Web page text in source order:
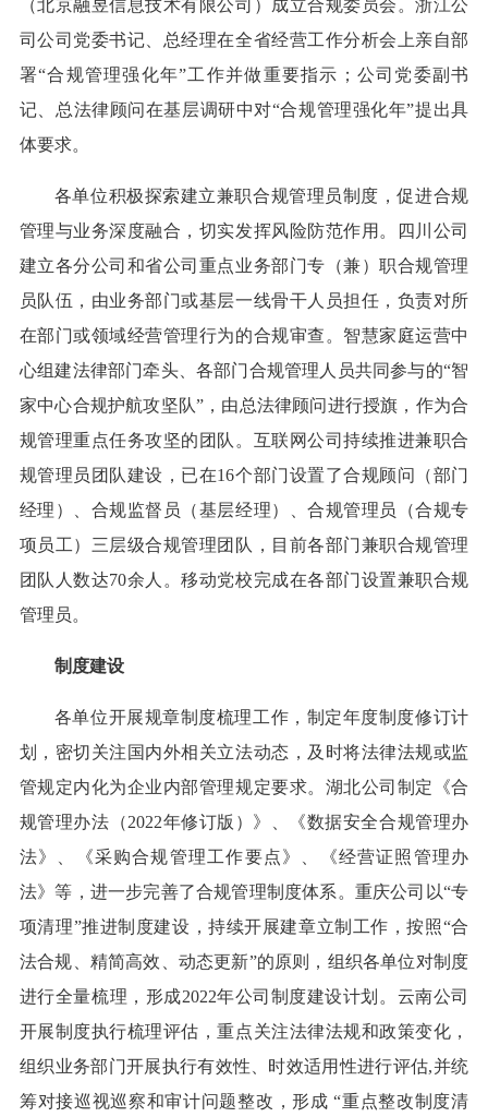
（北京融昱信息技术有限公司）成立合规委员会。浙江公
司公司党委书记、总经理在全省经营工作分析会上亲自部
署“合规管理强化年”工作并做重要指示；公司党委副书
记、总法律顾问在基层调研中对“合规管理强化年”提出具
体要求。
各单位积极探索建立兼职合规管理员制度，促进合规
管理与业务深度融合，切实发挥风险防范作用。四川公司
建立各分公司和省公司重点业务部门专（兼）职合规管理
员队伍，由业务部门或基层一线骨干人员担任，负责对所
在部门或领域经营管理行为的合规审查。智慧家庭运营中
心组建法律部门牵头、各部门合规管理人员共同参与的“智
家中心合规护航攻坚队”，由总法律顾问进行授旗，作为合
规管理重点任务攻坚的团队。互联网公司持续推进兼职合
规管理员团队建设，已在16个部门设置了合规顾问（部门
经理）、合规监督员（基层经理）、合规管理员（合规专
项员工）三层级合规管理团队，目前各部门兼职合规管理
团队人数达70余人。移动党校完成在各部门设置兼职合规
管理员。
制度建设
各单位开展规章制度梳理工作，制定年度制度修订计
划，密切关注国内外相关立法动态，及时将法律法规或监
管规定内化为企业内部管理规定要求。湖北公司制定《合
规管理办法（2022年修订版）》、《数据安全合规管理办
法》、《采购合规管理工作要点》、《经营证照管理办
法》等，进一步完善了合规管理制度体系。重庆公司以“专
项清理”推进制度建设，持续开展建章立制工作，按照“合
法合规、精简高效、动态更新”的原则，组织各单位对制度
进行全量梳理，形成2022年公司制度建设计划。云南公司
开展制度执行梳理评估，重点关注法律法规和政策变化，
组织业务部门开展执行有效性、时效适用性进行评估,并统
筹对接巡视巡察和审计问题整改，形成 “重点整改制度清